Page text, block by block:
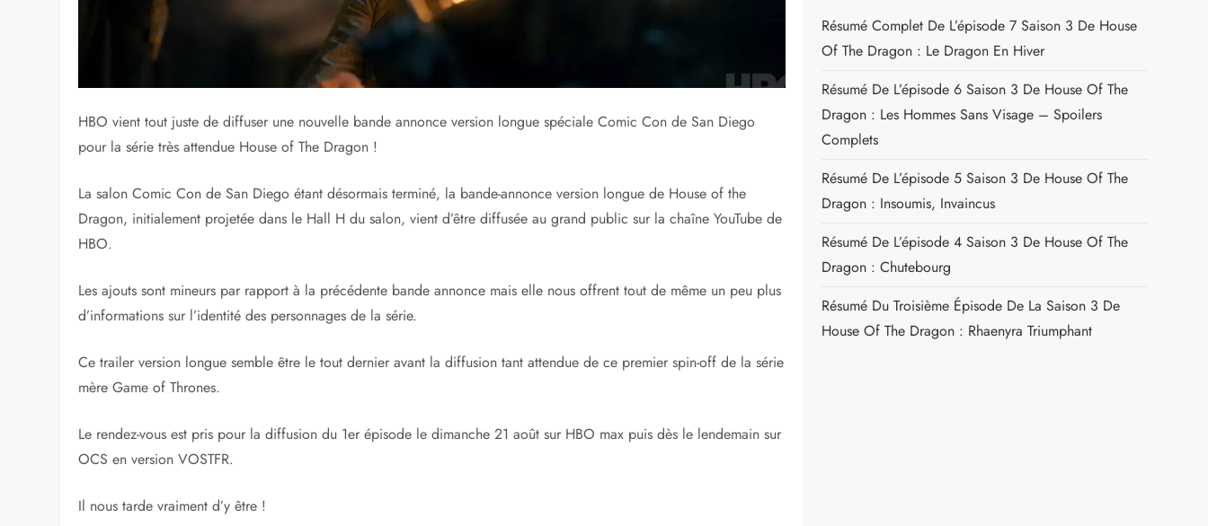
HBO vient tout juste de diffuser une nouvelle bande annonce version longue spéciale Comic Con de San Diego
pour la série très attendue House of The Dragon !
La salon Comic Con de San Diego étant désormais terminé, la bande-annonce version longue de House of the
Dragon, initialement projetée dans le Hall H du salon, vient d’être diffusée au grand public sur la chaîne YouTube de
HBO.
Les ajouts sont mineurs par rapport à la précédente bande annonce mais elle nous offrent tout de même un peu plus
d’informations sur l’identité des personnages de la série.
Ce trailer version longue semble être le tout dernier avant la diffusion tant attendue de ce premier spin-off de la série
mère Game of Thrones.
Le rendez-vous est pris pour la diffusion du 1er épisode le dimanche 21 août sur HBO max puis dès le lendemain sur
OCS en version VOSTFR.
Il nous tarde vraiment d’y être !
Résumé Complet De L’épisode 7 Saison 3 De House
Of The Dragon : Le Dragon En Hiver
Résumé De L’épisode 6 Saison 3 De House Of The
Dragon : Les Hommes Sans Visage – Spoilers
Complets
Résumé De L’épisode 5 Saison 3 De House Of The
Dragon : Insoumis, Invaincus
Résumé De L’épisode 4 Saison 3 De House Of The
Dragon : Chutebourg
Résumé Du Troisième Épisode De La Saison 3 De
House Of The Dragon : Rhaenyra Triumphant